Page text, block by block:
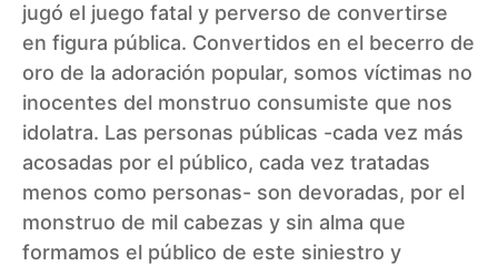
jugó el juego fatal y perverso de convertirse
en figura pública. Convertidos en el becerro de
oro de la adoración popular, somos víctimas no
inocentes del monstruo consumiste que nos
idolatra. Las personas públicas -cada vez más
acosadas por el público, cada vez tratadas
menos como personas- son devoradas, por el
monstruo de mil cabezas y sin alma que
formamos el público de este siniestro y